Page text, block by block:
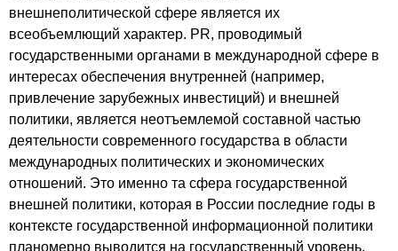
внешнеполитической сфере является их
всеобъемлющий характер. PR, проводимый
государственными органами в международной сфере в
интересах обеспечения внутренней (например,
привлечение зарубежных инвестиций) и внешней
политики, является неотъемлемой составной частью
деятельности современного государства в области
международных политических и экономических
отношений. Это именно та сфера государственной
внешней политики, которая в России последние годы в
контексте государственной информационной политики
планомерно выводится на государственный уровень,